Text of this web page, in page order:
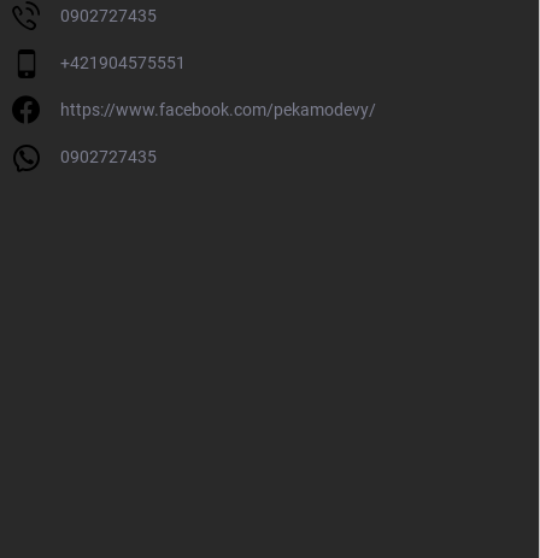
0902727435
+421904575551
https://www.facebook.com/pekamodevy/
0902727435